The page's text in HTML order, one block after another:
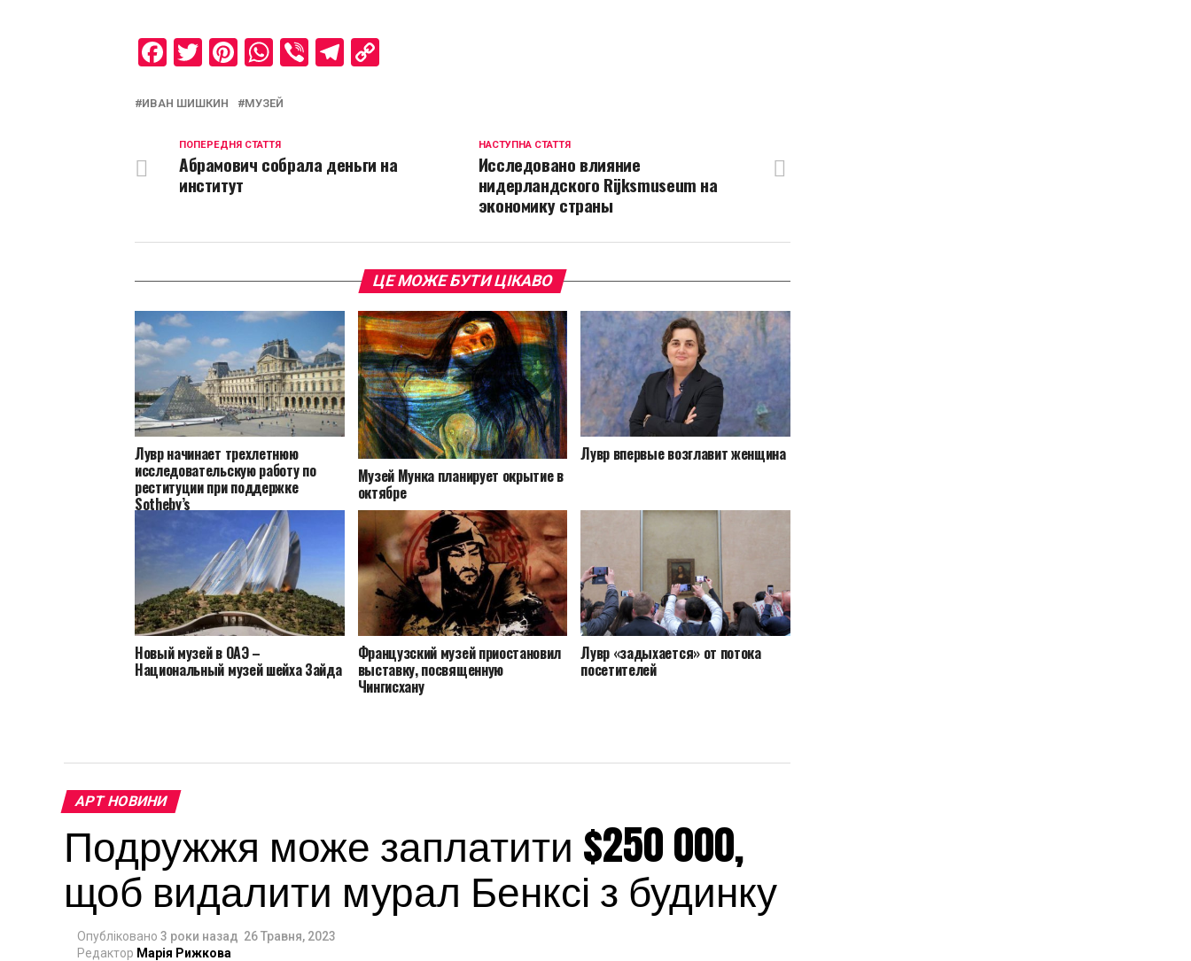
Facebook
Twitter
Pinterest
WhatsApp
ViberTelegram
ИВАН ШИШКИН МУЗЕЙ
НАСТУПНА СТАТТЯ
Исследовано влияние
нидерландского Rijksmuseum на
экономику страны
ПОПЕРЕДНЯ СТАТТЯ
Абрамович собрала деньги на
институт
ЦЕ МОЖЕ БУТИ ЦІКАВО
Лувр начинает трехлетнюю
исследовательскую работу по
реституции при поддержке
Sotheby’s
Музей Мунка планирует окрытие в
октябре
Лувр впервые возглавит женщина
Новый музей в ОАЭ –
Национальный музей шейха Зайда
Французский музей приостановил
выставку, посвященную
Чингисхану
Лувр «задыхается» от потока
посетителей
АРТ НОВИНИ
Подружжя може заплатити $250 000,
щоб видалити мурал Бенксі з будинку
Опубліковано 3 роки назад 26 Травня, 2023
Редактор Марія Рижкова